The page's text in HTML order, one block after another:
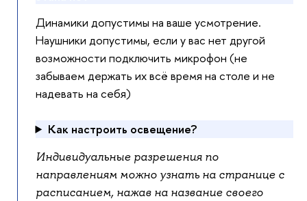
Динамики допустимы на ваше усмотрение.
Наушники допустимы, если у вас нет другой
возможности подключить микрофон (не
забываем держать их всё время на столе и не
надевать на себя)
Как настроить освещение?
Индивидуальные разрешения по
направлениям можно узнать на странице с
расписанием, нажав на название своего